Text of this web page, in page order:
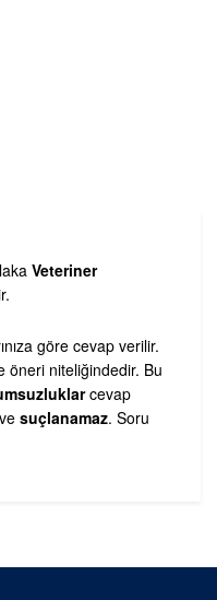
Veteriner
göre cevap verilir.
öneri niteliğindedir. Bu
cevap
ve suçlanamaz. Soru